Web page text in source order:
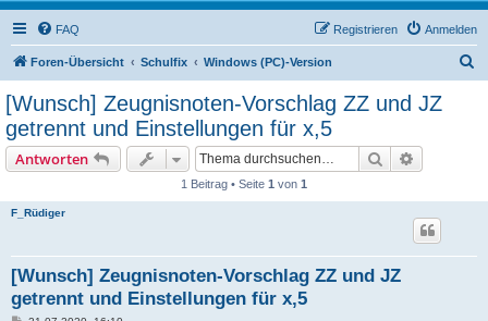
FAQ Anmelden
Registrieren
Foren-Übersicht Schulfix Windows (PC)-Version
[Wunsch] Zeugnisnoten-Vorschlag ZZ und JZ
getrennt und Einstellungen für x,5
Antworten Suche
1 Beitrag • Seite 1 von 1
F_Rüdiger
[Wunsch] Zeugnisnoten-Vorschlag ZZ und JZ
getrennt und Einstellungen für x,5